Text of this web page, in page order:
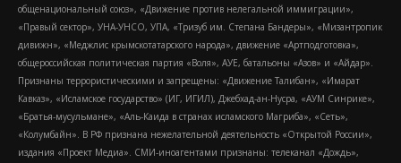
общенациональный союз», «Движение против нелегальной иммиграции»,
«Правый сектор», УНА-УНСО, УПА, «Тризуб им. Степана Бандеры», «Мизантропик
дивижн», «Меджлис крымскотатарского народа», движение «Артподготовка»,
общероссийская политическая партия «Воля», АУЕ, батальоны «Азов» и «Айдар».
Признаны террористическими и запрещены: «Движение Талибан», «Имарат
Кавказ», «Исламское государство» (ИГ, ИГИЛ), Джебхад-ан-Нусра, «АУМ Синрике»,
«Братья-мусульмане», «Аль-Каида в странах исламского Магриба», «Сеть»,
«Колумбайн». В РФ признана нежелательной деятельность «Открытой России»,
издания «Проект Медиа». СМИ-иноагентами признаны: телеканал «Дождь»,